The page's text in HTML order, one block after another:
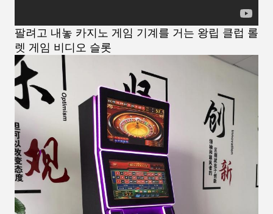
팔려고 내놓 카지노 게임 기계를 거는 왕립 클럽 롤
렛 게임 비디오 슬롯